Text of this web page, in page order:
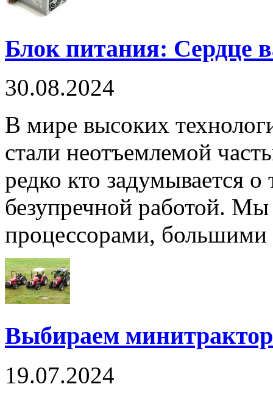
Блок питания: Сердце
30.08.2024
В мире высоких
стали неотъемлемой
редко кто задумывается о
безупречной работой.
процессорами,
Выбираем
19.07.2024